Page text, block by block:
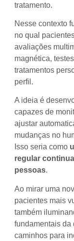
tratamento.
Nesse contexto
no qual
avaliações
magnética,
tratamentos
perfil.
A ideia é
capazes de
ajustar
mudanças no
Isso seria como
regular
pessoas.
Ao mirar uma
pacientes mais
também
fundamentais da
caminhos para